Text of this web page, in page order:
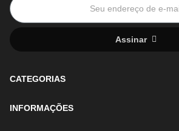
Assinar
CATEGORIAS
INFORMAÇÕES